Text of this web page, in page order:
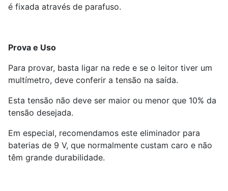
é fixada através de parafuso.
Prova e Uso
Para provar, basta ligar na rede e se o leitor tiver um
multímetro, deve conferir a tensão na saída.
Esta tensão não deve ser maior ou menor que 10% da
tensão desejada.
Em especial, recomendamos este eliminador para
baterias de 9 V, que normalmente custam caro e não
têm grande durabilidade.